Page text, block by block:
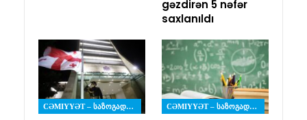
gəzdirən 5 nəfər
saxlanıldı
CƏMIYYƏT – ᲡᲐᲖᲝᲒᲐᲓᲝᲔᲑᲐ CƏMIYYƏT – ᲡᲐᲖᲝᲒᲐᲓᲝᲔᲑᲐ